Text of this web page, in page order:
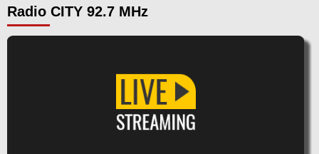
Radio CITY 92.7 MHz